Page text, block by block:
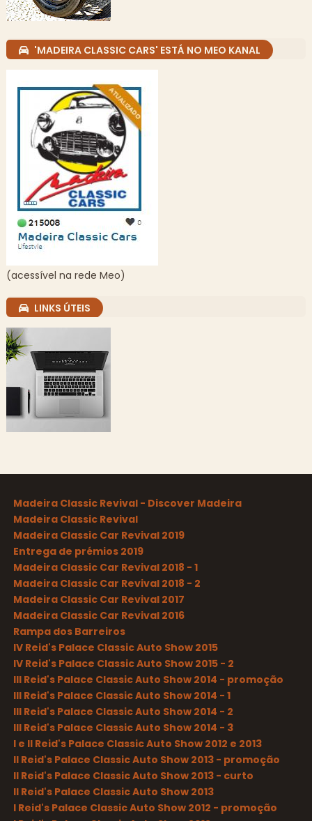
'MADEIRA CLASSIC CARS' ESTÁ NO MEO KANAL
(acessível na rede Meo)
LINKS ÚTEIS
Madeira Classic Revival - Discover Madeira
Madeira Classic Revival
Madeira Classic Car Revival 2019
Entrega de prémios 2019
Madeira Classic Car Revival 2018 - 1
Madeira Classic Car Revival 2018 - 2
Madeira Classic Car Revival 2017
Madeira Classic Car Revival 2016
Rampa dos Barreiros
IV Reid's Palace Classic Auto Show 2015
IV Reid's Palace Classic Auto Show 2015 - 2
III Reid's Palace Classic Auto Show 2014 - promoção
III Reid's Palace Classic Auto Show 2014 - 1
III Reid's Palace Classic Auto Show 2014 - 2
III Reid's Palace Classic Auto Show 2014 - 3
I e II Reid's Palace Classic Auto Show 2012 e 2013
II Reid's Palace Classic Auto Show 2013 - promoção
II Reid's Palace Classic Auto Show 2013 - curto
II Reid's Palace Classic Auto Show 2013
I Reid's Palace Classic Auto Show 2012 - promoção